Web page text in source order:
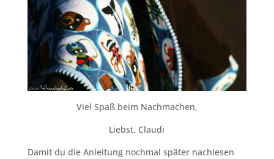
Viel Spaß beim Nachmachen,
Liebst, Claudi
Damit du die Anleitung nochmal später nachlesen